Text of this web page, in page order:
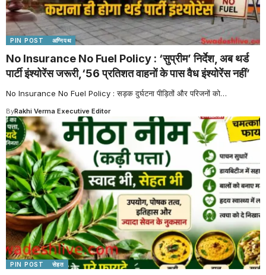
PIN POST अग्निपथ
No Insurance No Fuel Policy : ‘सुप्रीम’ निर्देश, अब थर्ड
पार्टी इंश्योरेंस जरूरी,‘56 प्रतिशत वाहनों के पास वैध इंश्योरेंस नहीं’
No Insurance No Fuel Policy : सड़क दुर्घटना पीड़ितों और परिजनों को…
ByRakhi Verma Executive Editor
PIN POST सेहत